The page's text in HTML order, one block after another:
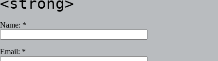
Name: *
Email: *